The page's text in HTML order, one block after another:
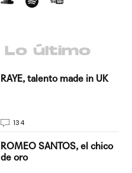
Lo último
RAYE, talento made in UK
134
ROMEO SANTOS, el chico
de oro